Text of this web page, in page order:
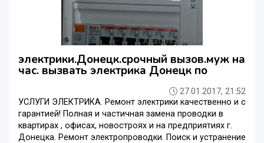
электрики.Донецк.срочный вызов.муж на
час. вызвать электрика Донецк по
27.01.2017, 21:52
УСЛУГИ ЭЛЕКТРИКА. Ремонт электрики качественно и c
гарантией! Полная и частичная замена проводки в
квартирах , офисах, новостроях и на предприятиях г.
Донецка. Ремонт электропроводки. Поиск и устранение